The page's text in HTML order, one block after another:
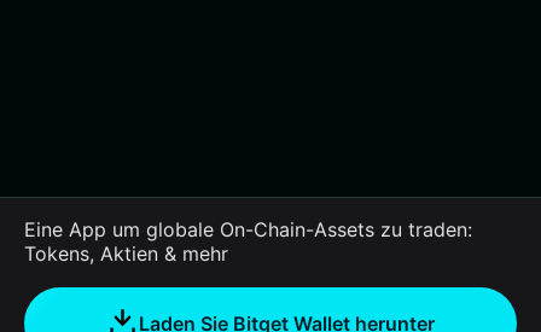
Eine App um globale On-Chain-Assets zu traden:
Tokens, Aktien & mehr
Laden Sie Bitget Wallet herunter